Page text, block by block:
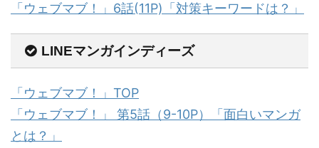
「ウェブマブ！」6話(11P)「対策キーワードは？」
LINEマンガインディーズ
「ウェブマブ！」TOP
「ウェブマブ！」 第5話（9-10P）「面白いマンガ
とは？」